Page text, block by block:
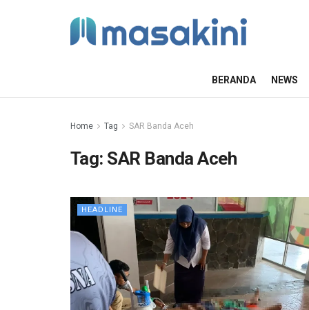
BERANDA NEWS
Home Tag SAR Banda Aceh
Tag: SAR Banda Aceh
HEADLINE